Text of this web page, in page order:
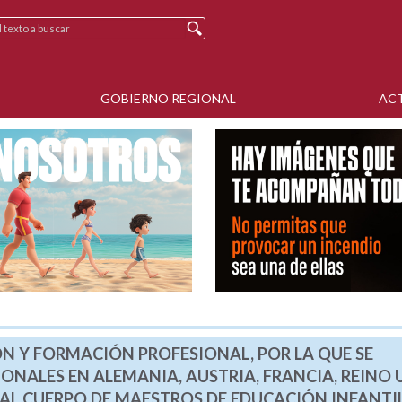
GOBIERNO REGIONAL
Y FORMACIÓN PROFESIONAL, POR LA QUE SE
EN ALEMANIA, AUSTRIA, FRANCIA, REINO